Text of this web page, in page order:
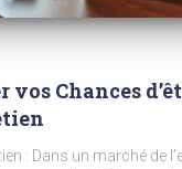
Chances
: Dans un marché de